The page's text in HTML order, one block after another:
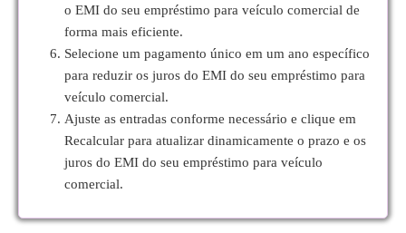
o EMI do seu empréstimo para veículo comercial de
forma mais eficiente.
Selecione um pagamento único em um ano específico
para reduzir os juros do EMI do seu empréstimo para
veículo comercial.
Ajuste as entradas conforme necessário e clique em
Recalcular para atualizar dinamicamente o prazo e os
juros do EMI do seu empréstimo para veículo
comercial.